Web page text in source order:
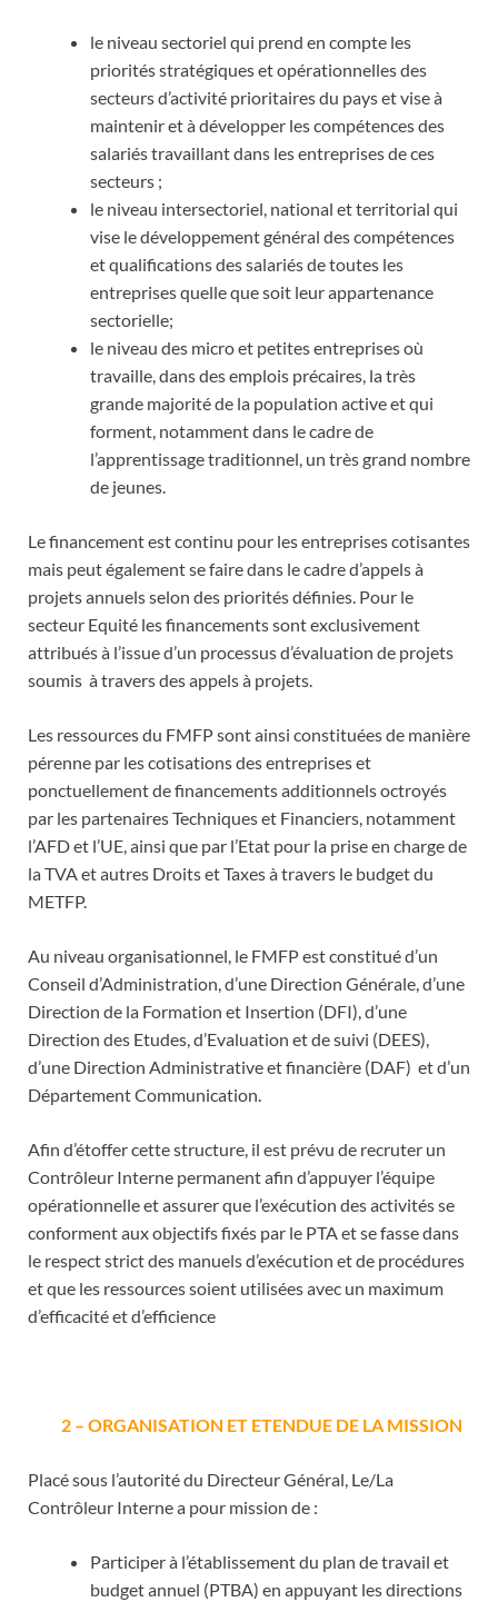
le niveau sectoriel qui prend en compte les
priorités stratégiques et opérationnelles des
secteurs d’activité prioritaires du pays et vise à
maintenir et à développer les compétences des
salariés travaillant dans les entreprises de ces
secteurs ;
le niveau intersectoriel, national et territorial qui
vise le développement général des compétences
et qualifications des salariés de toutes les
entreprises quelle que soit leur appartenance
sectorielle;
le niveau des micro et petites entreprises où
travaille, dans des emplois précaires, la très
grande majorité de la population active et qui
forment, notamment dans le cadre de
l’apprentissage traditionnel, un très grand nombre
de jeunes.
Le financement est continu pour les entreprises cotisantes
mais peut également se faire dans le cadre d’appels à
projets annuels selon des priorités définies. Pour le
secteur Equité les financements sont exclusivement
attribués à l’issue d’un processus d’évaluation de projets
soumis à travers des appels à projets.
Les ressources du FMFP sont ainsi constituées de manière
pérenne par les cotisations des entreprises et
ponctuellement de financements additionnels octroyés
par les partenaires Techniques et Financiers, notamment
l’AFD et l’UE, ainsi que par l’Etat pour la prise en charge de
la TVA et autres Droits et Taxes à travers le budget du
METFP.
Au niveau organisationnel, le FMFP est constitué d’un
Conseil d’Administration, d’une Direction Générale, d’une
Direction de la Formation et Insertion (DFI), d’une
Direction des Etudes, d’Evaluation et de suivi (DEES),
d’une Direction Administrative et financière (DAF) et d’un
Département Communication.
Afin d’étoffer cette structure, il est prévu de recruter un
Contrôleur Interne permanent afin d’appuyer l’équipe
opérationnelle et assurer que l’exécution des activités se
conforment aux objectifs fixés par le PTA et se fasse dans
le respect strict des manuels d’exécution et de procédures
et que les ressources soient utilisées avec un maximum
d’efficacité et d’efficience
2 – ORGANISATION ET ETENDUE DE LA MISSION
Placé sous l’autorité du Directeur Général, Le/La
Contrôleur Interne a pour mission de :
Participer à l’établissement du plan de travail et
budget annuel (PTBA) en appuyant les directions